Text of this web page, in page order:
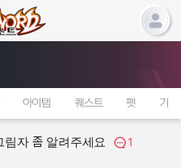
아이템 퀘스트 펫 기타
자 좀 알려주세요 1